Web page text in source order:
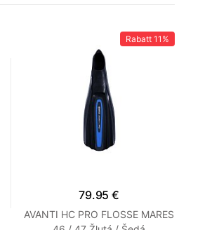
Rabatt 11%
79.95 €
AVANTI HC PRO FLOSSE MARES